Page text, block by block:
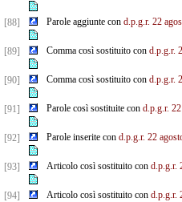
[88] Parole aggiunte con d.p.g.r. 22
[89] Comma così sostituito con d.p.g.r.
[90] Comma così sostituito con d.p.g.r.
[91] Parole così sostituite con d.p.g.r.
[92] Parole inserite con d.p.g.r. 22
[93] Articolo così sostituito con d.p.g.r.
[94] Articolo così sostituito con d.p.g.r.